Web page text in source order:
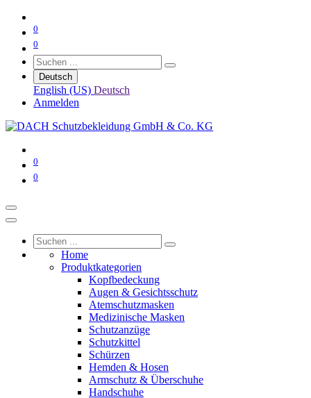
0
0
Deutsch
English (US) Deutsch
Anmelden
0
0
Home
Produktkategorien
Kopfbedeckung
Augen & Gesichtsschutz
Atemschutzmasken
Medizinische Masken
Schutzanzüge
Schutzkittel
Schürzen
Hemden & Hosen
Armschutz & Überschuhe
Handschuhe